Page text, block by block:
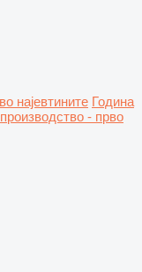
најевтините Година
- прво